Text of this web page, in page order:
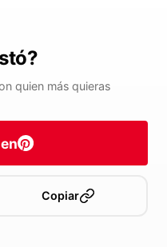
quien más quieras
Copiar